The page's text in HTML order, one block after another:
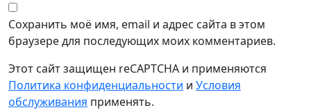
Сохранить моё имя, email и адрес сайта в этом
браузере для последующих моих комментариев.
Этот сайт защищен reCAPTCHA и применяются
Политика конфиденциальности и Условия
обслуживания применять.